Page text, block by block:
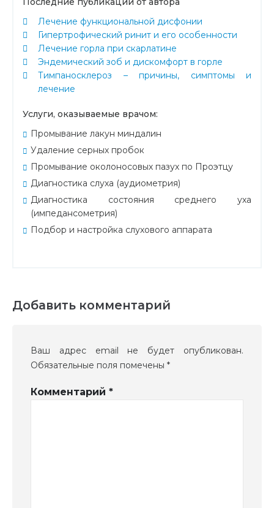
Лечение функциональной дисфонии
Гипертрофический ринит и его особенности
Лечение горла при скарлатине
Эндемический зоб и дискомфорт в горле
Тимпаносклероз – причины, симптомы и
лечение
Услуги, оказываемые врачом:
Промывание лакун миндалин
Удаление серных пробок
Промывание околоносовых пазух по Проэтцу
Диагностика слуха (аудиометрия)
Диагностика состояния среднего уха
(импедансометрия)
Подбор и настройка слухового аппарата
Добавить комментарий
Ваш адрес email не будет опубликован.
Обязательные поля помечены *
Комментарий *